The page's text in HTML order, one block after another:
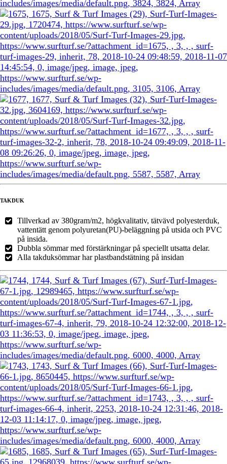
TAKDUK
Tillverkad av 380gram/m2, högkvalitativ, tätvävd polyesterduk,
vattentätt genom polyuretan(PU)-beläggning på utsida och PVC
på insida.
Dubbla sömmar med förstärkningar på speciellt utsatta delar.
Alla takduksömmar har plastbandstätning på insidan